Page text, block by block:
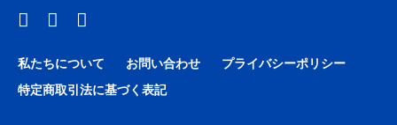
私たちについて お問い合わせ プライバシーポリシー
特定商取引法に基づく表記